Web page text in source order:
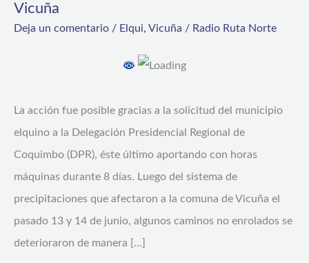
Vicuña
Deja un comentario / Elqui, Vicuña / Radio Ruta Norte
La acción fue posible gracias a la solicitud del municipio
elquino a la Delegación Presidencial Regional de
Coquimbo (DPR), éste último aportando con horas
máquinas durante 8 días. Luego del sistema de
precipitaciones que afectaron a la comuna de Vicuña el
pasado 13 y 14 de junio, algunos caminos no enrolados se
deterioraron de manera […]
precipitaciones
en
Vicuña